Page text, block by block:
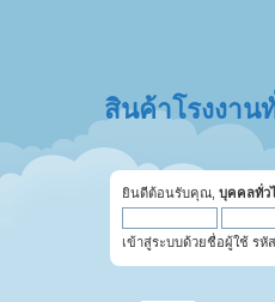
สินค้าโรงงาน
ยินดีต้อนรับคุณ,บุคคลทั่ว
เข้าสู่ระบบด้วยชื่อผู้ใช้ รหั